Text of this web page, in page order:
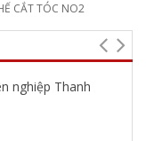
CẮT TÓC NO2
nghiệp Thanh